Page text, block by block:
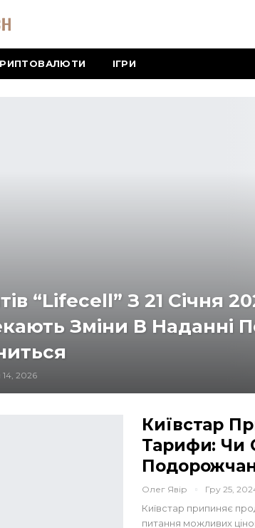
ІГРИ
“lifecell” З 21 Січня
Зміни В Наданні
14, 2026
Київстар
Тарифи: Чи
Олег Явір Гру 25,
Київстар припиняє
питання можливих